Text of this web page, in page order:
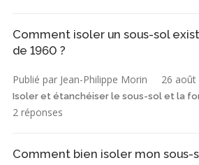
Comment isoler un sous-sol
de 1960 ?
Publié par Jean-Philippe Morin 26 août
Isoler et étanchéiser le sous-sol et la
2 réponses
Comment bien isoler mon sous-